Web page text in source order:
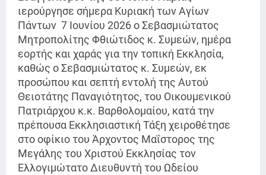
ιερούργησε σήμερα Κυριακή των Αγίων
Πάντων 7 Ιουνίου 2026 ο Σεβασμιώτατος
Μητροπολίτης Φθιώτιδος κ. Συμεών, ημέρα
εορτής και χαράς για την τοπική Εκκλησία,
καθώς ο Σεβασμιώτατος κ. Συμεών, εκ
προσώπου και σεπτή εντολή της Αυτού
Θειοτάτης Παναγιότητος, του Οικουμενικού
Πατριάρχου κ.κ. Βαρθολομαίου, κατά την
πρέπουσα Εκκλησιαστική Τάξη χειροθέτησε
στο οφίκιο του Άρχοντος Μαΐστορος της
Μεγάλης του Χριστού Εκκλησίας τον
Ελλογιμώτατο Διευθυντή του Ωδείου